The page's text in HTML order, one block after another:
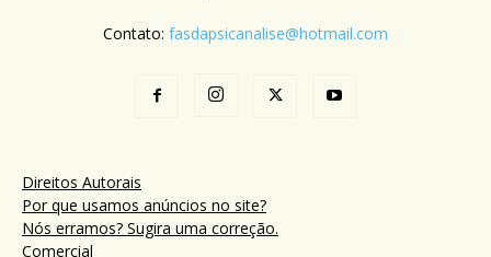
Contato: fasdapsicanalise@hotmail.com
Direitos Autorais
Por que usamos anúncios no site?
Nós erramos? Sugira uma correção.
Comercial